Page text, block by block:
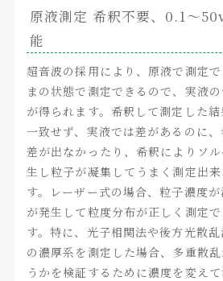
原液測定 希釈不要、0.1～
能
超音波の採用により、原液で測定
まの状態で測定できるので、実液
が得られます。希釈して測定した
一致せず、実液では差があるのに
差が出なかったり、希釈によりソ
生し粒子が凝集してうまく測定出
す。レーザー式の場合、粒子濃度
が発生して粒度分布が正しく測定
す。特に、光子相関法や後方光散
の濃厚系を測定した場合、多重散
うかを検証するために濃度を変え